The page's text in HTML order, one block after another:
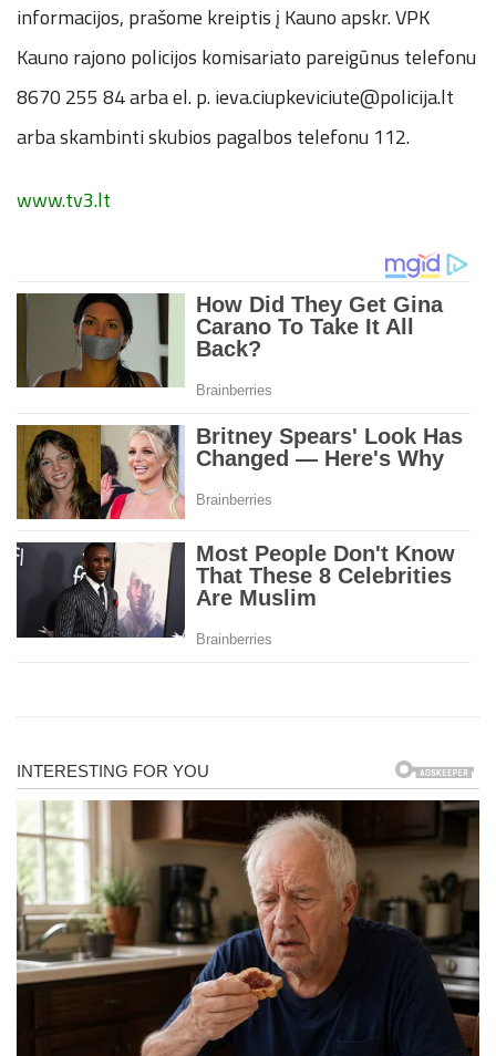
informacijos, prašome kreiptis į Kauno apskr. VPK
Kauno rajono policijos komisariato pareigūnus telefonu
8670 255 84 arba el. p. ieva.ciupkeviciute@policija.lt
arba skambinti skubios pagalbos telefonu 112.
www.tv3.lt